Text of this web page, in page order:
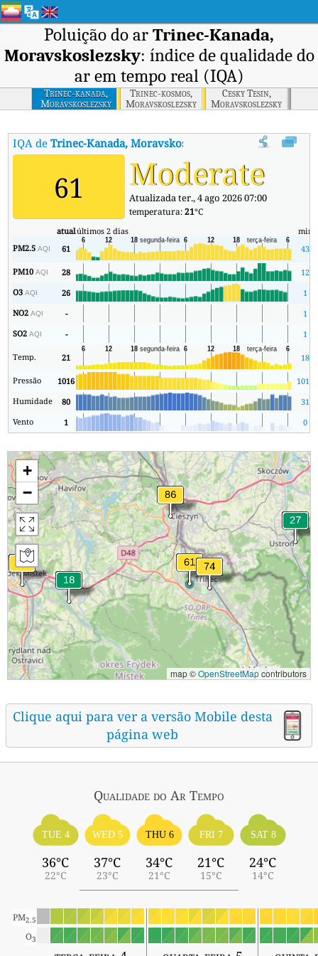
Poluição do ar Trinec-Kanada,
Moravskoslezsky: índice de qualidade do
ar em tempo real (IQA)
Trinec-kanada,
Moravskoslezsky
Trinec-kosmos,
Moravskoslezsky
Cesky Tesin,
Moravskoslezsky
IQA deTrinec-Kanada, Moravskoslezsky Índice de Qualidade
61 Moderate
Atualizada ter., 4 ago 2026 07:00
temperatura:21°C
atualúltimos 2 dias min
PM2.5AQI 61 43
PM10AQI 28
12
O3AQI 26
1
NO2AQI -
1
SO2AQI - 1
Temp. 21 18
Pressão 1016 1014
Humidade
80
31
Vento
1 0
+
−
map ©OpenStreetMapcontributors
Clique aqui para ver a versão Mobile desta
página web
Qualidade do Ar Tempo
TUE 4
36°C
22°C
WED 5
37°C
23°C
THU 6
34°C
21°C
FRI 7
21°C
15°C
SAT 8
24°C
14°C
PM2.5
O3